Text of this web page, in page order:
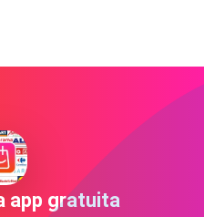
app gratuita